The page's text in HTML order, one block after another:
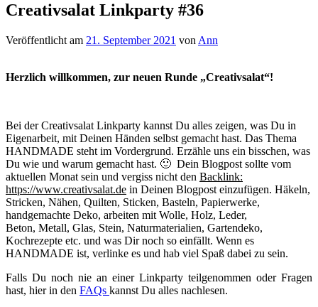
Creativsalat Linkparty #36
Veröffentlicht am 21. September 2021 von Ann
Herzlich willkommen, zur neuen Runde „Creativsalat“!
Bei der Creativsalat Linkparty kannst Du alles zeigen, was Du in
Eigenarbeit, mit Deinen Händen selbst gemacht hast. Das Thema
HANDMADE steht im Vordergrund. Erzähle uns ein bisschen, was
Du wie und warum gemacht hast. 🙂 Dein Blogpost sollte vom
aktuellen Monat sein und vergiss nicht den Backlink:
https://www.creativsalat.de in Deinen Blogpost einzufügen. Häkeln,
Stricken, Nähen, Quilten, Sticken, Basteln, Papierwerke,
handgemachte Deko, arbeiten mit Wolle, Holz, Leder,
Beton, Metall, Glas, Stein, Naturmaterialien, Gartendeko,
Kochrezepte etc. und was Dir noch so einfällt. Wenn es
HANDMADE ist, verlinke es und hab viel Spaß dabei zu sein.
Falls Du noch nie an einer Linkparty teilgenommen oder Fragen
hast, hier in den FAQs kannst Du alles nachlesen.